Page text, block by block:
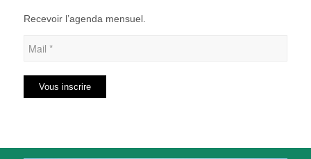
Recevoir l’agenda mensuel.